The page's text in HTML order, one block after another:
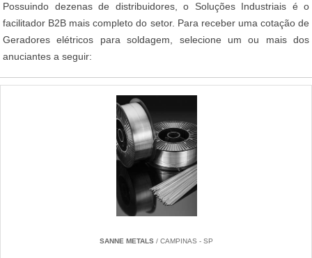
Possuindo dezenas de distribuidores, o Soluções Industriais é o
facilitador B2B mais completo do setor. Para receber uma cotação de
Geradores elétricos para soldagem, selecione um ou mais dos
anuciantes a seguir:
SANNE METALS/ CAMPINAS - SP